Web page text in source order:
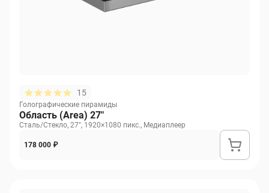
15
Голографические пирамиды
Область (Area) 27"
Сталь/Стекло, 27", 1920×1080 пикс., Медиаплеер
178 000 ₽